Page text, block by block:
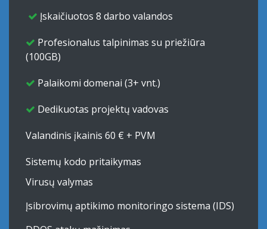
Įskaičiuotos 8 darbo valandos
Profesionalus talpinimas su priežiūra
(100GB)
Palaikomi domenai (3+ vnt.)
Dedikuotas projektų vadovas
Valandinis įkainis 60 € + PVM
Sistemų kodo pritaikymas
Virusų valymas
Įsibrovimų aptikimo monitoringo sistema (IDS)